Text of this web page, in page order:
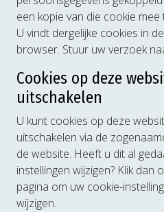
een kopie van die cookie
U vindt dergelijke cookies in
browser. Stuur uw verzoek
Cookies op deze
uitschakelen
U kunt cookies op deze
uitschakelen via de
de website. Heeft u dit al
instellingen wijzigen? Klik
pagina om uw cookie-
wijzigen.